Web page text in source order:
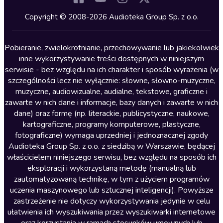
Kryminały
Lektury szkolne
Literatura anglojęzyczna
Literatura faktu
Literatura obyczajowa
Literatura piękna obca
Literatura piękna polska
Nagrania relaksacyjne
Nauka języków
Nauki humanistyczne
Podcasty i audycje
Polityka
Prasa
Copyright © 2008-2026 Audioteka Group Sp. z o.o.
Pobieranie, zwielokrotnianie, przechowywanie lub jakiekolwiek
inne wykorzystywanie treści dostępnych w niniejszym
serwisie - bez względu na ich charakter i sposób wyrażenia (w
szczególności lecz nie wyłącznie: słowne, słowno-muzyczne,
muzyczne, audiowizualne, audialne, tekstowe, graficzne i
zawarte w nich dane i informacje, bazy danych i zawarte w nich
dane) oraz formę (np. literackie, publicystyczne, naukowe,
kartograficzne, programy komputerowe, plastyczne,
fotograficzne) wymaga uprzedniej i jednoznacznej zgody
Audioteka Group Sp. z o.o. z siedzibą w Warszawie, będącej
właścicielem niniejszego serwisu, bez względu na sposób ich
eksploracji i wykorzystaną metodę (manualną lub
zautomatyzowaną technikę, w tym z użyciem programów
uczenia maszynowego lub sztucznej inteligencji). Powyższe
zastrzeżenie nie dotyczy wykorzystywania jedynie w celu
ułatwienia ich wyszukiwania przez wyszukiwarki internetowe